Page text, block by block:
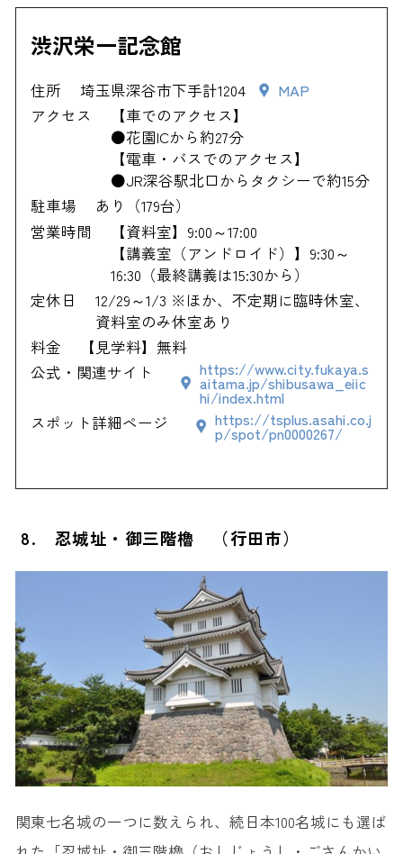
渋沢栄一記念館
住所 埼玉県深谷市下手計1204
MAP
アクセス
【車でのアクセス】
●花園ICから約27分
【電車・バスでのアクセス】
●JR深谷駅北口からタクシーで約15分
駐車場
あり（179台）
営業時間
【資料室】9:00～17:00
【講義室（アンドロイド）】9:30～
16:30（最終講義は15:30から）
定休日
12/29～1/3 ※ほか、不定期に臨時休室、
資料室のみ休室あり
料金
【見学料】無料
公式・関連サイト
https://www.city.fukaya.s
aitama.jp/shibusawa_eiic
hi/index.html
スポット詳細ページ
https://tsplus.asahi.co.j
p/spot/pn0000267/
8. 忍城址・御三階櫓 （行田市）
関東七名城の一つに数えられ、続日本100名城にも選ば